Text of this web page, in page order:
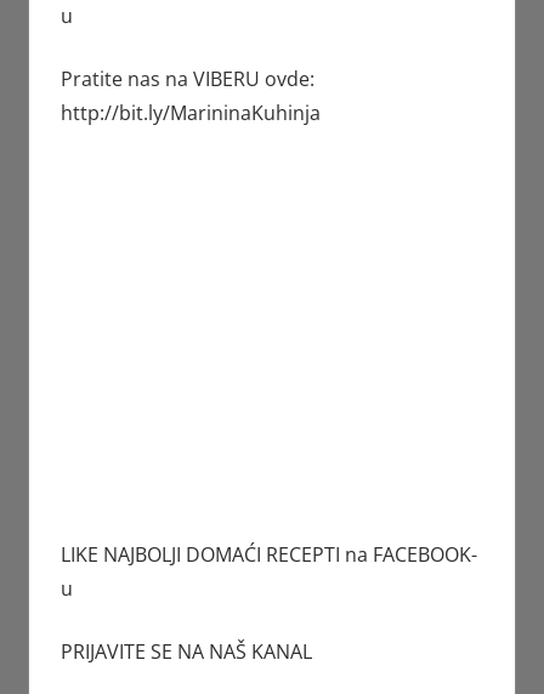
u
Pratite nas na VIBERU ovde:
http://bit.ly/MarininaKuhinja
LIKE NAJBOLJI DOMAĆI RECEPTI na FACEBOOK-
u
PRIJAVITE SE NA NAŠ KANAL